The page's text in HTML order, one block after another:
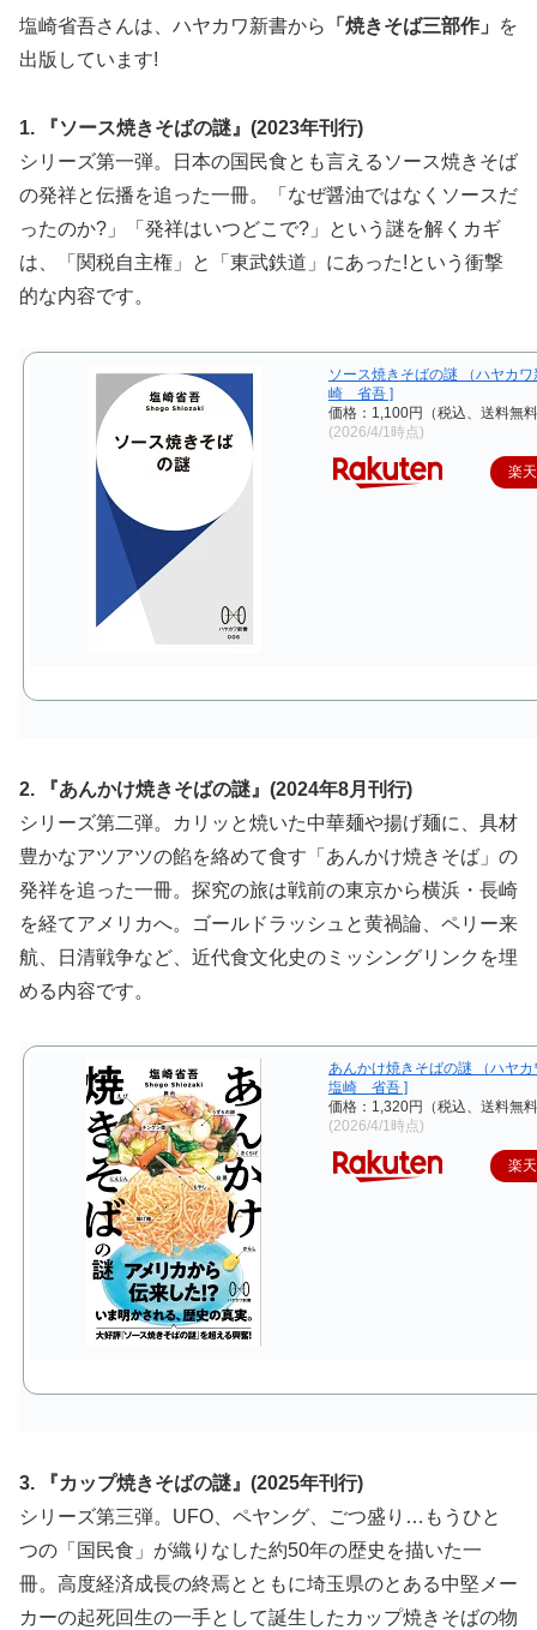
塩崎省吾さんは、ハヤカワ新書から 「焼きそば三部作」
を
出版しています!
1. 『ソース焼きそばの謎』(2023年刊行)
シリーズ第一弾。日本の国民食とも言えるソース焼きそば
の発祥と伝播を追った一冊。「なぜ醤油ではなくソースだ
ったのか?」「発祥はいつどこで?」という謎を解くカギ
は、「関税自主権」と「東武鉄道」にあった!という衝撃
的な内容です。
ソース焼きそばの謎 （ハヤカワ
崎 省吾 ]
価格：1,100円（税込、送料無
(2026/4/1時点)
楽
2. 『あんかけ焼きそばの謎』(2024年8月刊行)
シリーズ第二弾。カリッと焼いた中華麺や揚げ麺に、具材
豊かなアツアツの餡を絡めて食す「あんかけ焼きそば」の
発祥を追った一冊。探究の旅は戦前の東京から横浜・長崎
を経てアメリカへ。ゴールドラッシュと黄禍論、ペリー来
航、日清戦争など、近代食文化史のミッシングリンクを埋
める内容です。
あんかけ焼きそばの謎 （ハヤカ
塩崎 省吾 ]
価格：1,320円（税込、送料無
(2026/4/1時点)
楽
3. 『カップ焼きそばの謎』(2025年刊行)
シリーズ第三弾。UFO、ペヤング、ごつ盛り…もうひと
つの「国民食」が織りなした約50年の歴史を描いた一
冊。高度経済成長の終焉とともに埼玉県のとある中堅メー
カーの起死回生の一手として誕生したカップ焼きそばの物